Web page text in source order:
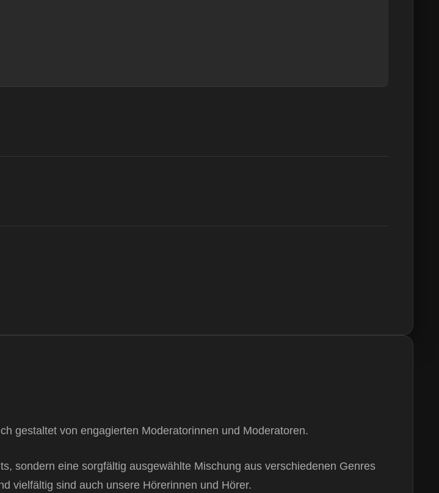
gestaltet von engagierten Moderatorinnen und Moderatoren.
sondern eine sorgfältig ausgewählte Mischung aus verschiedenen Genres
vielfältig sind auch unsere Hörerinnen und Hörer.